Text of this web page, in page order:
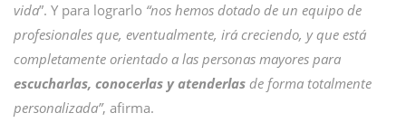
vida”. Y para lograrlo “nos hemos dotado de un equipo de
profesionales que, eventualmente, irá creciendo, y que está
completamente orientado a las personas mayores para
escucharlas, conocerlas y atenderlas de forma totalmente
personalizada”, afirma.